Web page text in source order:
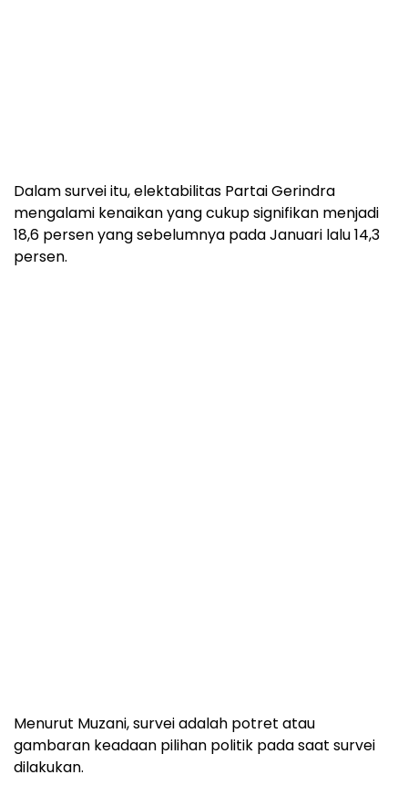
Dalam survei itu, elektabilitas Partai Gerindra
mengalami kenaikan yang cukup signifikan menjadi
18,6 persen yang sebelumnya pada Januari lalu 14,3
persen.
Menurut Muzani, survei adalah potret atau
gambaran keadaan pilihan politik pada saat survei
dilakukan.